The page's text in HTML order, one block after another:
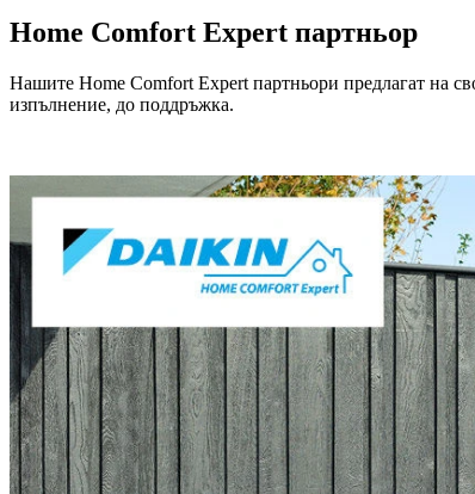
Home Comfort Expert партньор
Нашите Home Comfort Expert партньори предлагат на
изпълнение, до поддръжка.